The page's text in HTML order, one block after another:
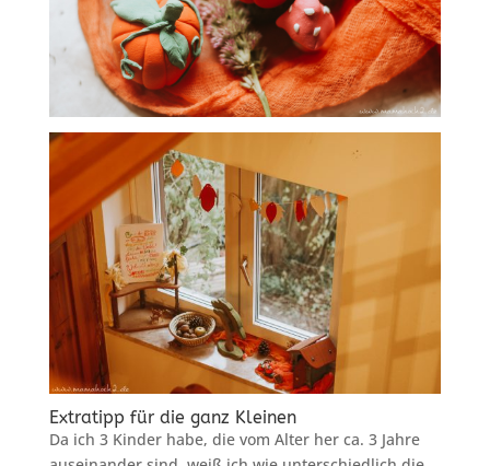
Extratipp für die ganz Kleinen
Da ich 3 Kinder habe, die vom Alter her ca. 3 Jahre